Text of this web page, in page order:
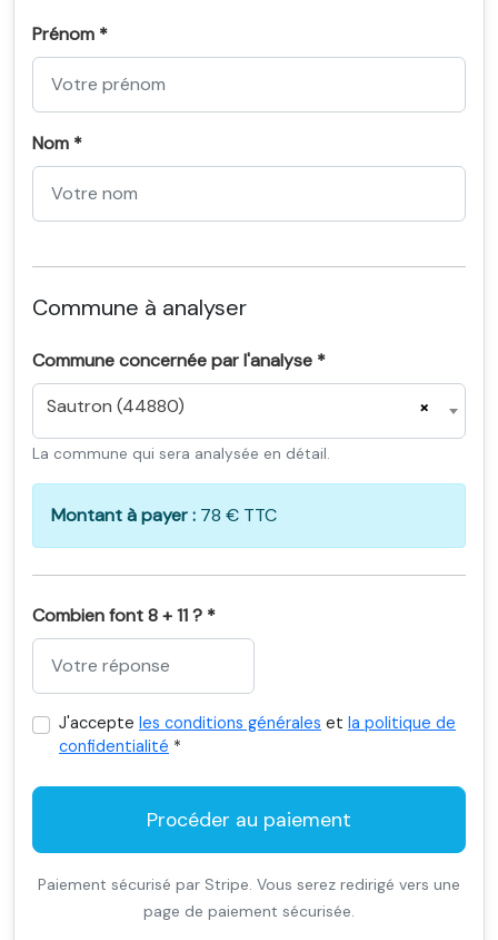
Prénom *
Nom *
Commune à analyser
Commune concernée par l'analyse *
×
Sautron (44880)
La commune qui sera analysée en détail.
Montant à payer : 78 € TTC
Combien font 8 + 11 ? *
J'accepte les conditions générales et la politique de
confidentialité *
Procéder au paiement
Paiement sécurisé par Stripe. Vous serez redirigé vers une
page de paiement sécurisée.